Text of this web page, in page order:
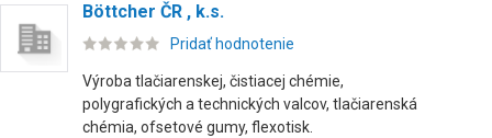
Böttcher ČR , k.s.
Pridať hodnotenie
Výroba tlačiarenskej, čistiacej chémie,
polygrafických a technických valcov, tlačiarenská
chémia, ofsetové gumy, flexotisk.